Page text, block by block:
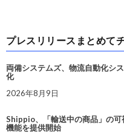
プレスリリースまとめて
両備システムズ、物流自動化シ
化
2026年8月9日
Shippio、「輸送中の商品」の
機能を提供開始